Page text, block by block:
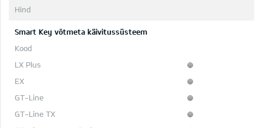
Smart Key võtmeta käivitussüsteem